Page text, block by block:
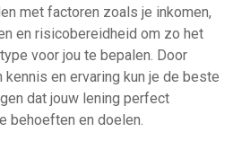
met factoren zoals je inkomen,
en risicobereidheid om zo het
voor jou te bepalen. Door
kennis en ervaring kun je de beste
dat jouw lening perfect
behoeften en doelen.